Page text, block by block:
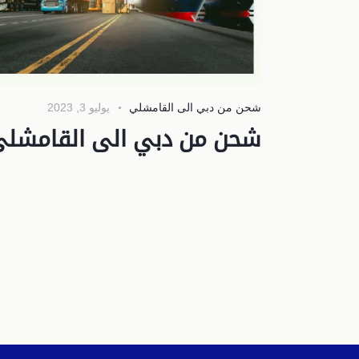
شحن من دبي الى القامشلي يوليو 3, 2023
شحن من دبي الى